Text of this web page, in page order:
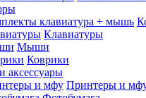
Клавиатуры
Мыши
Коврики
аксессуары
Принтеры и